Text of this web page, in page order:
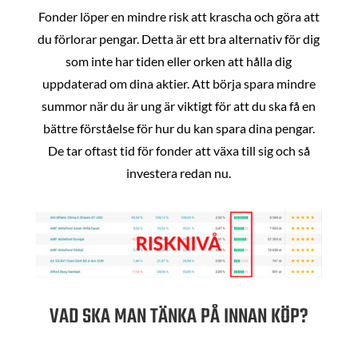
Fonder löper en mindre risk att krascha och göra att
du förlorar pengar. Detta är ett bra alternativ för dig
som inte har tiden eller orken att hålla dig
uppdaterad om dina aktier. Att börja spara mindre
summor när du är ung är viktigt för att du ska få en
bättre förståelse för hur du kan spara dina pengar.
De tar oftast tid för fonder att växa till sig och så
investera redan nu.
VAD SKA MAN TÄNKA PÅ INNAN KÖP?